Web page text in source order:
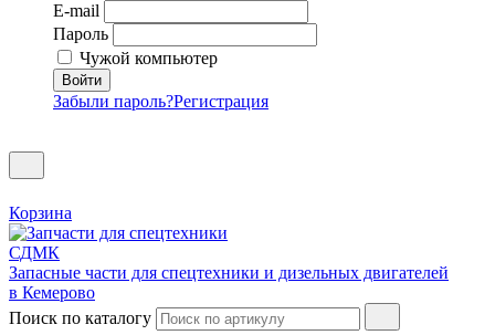
E-mail
Пароль
Чужой компьютер
Забыли пароль?Регистрация
Корзина
Запасные части для спецтехники и дизельных двигателей
в Кемерово
Поиск по каталогу